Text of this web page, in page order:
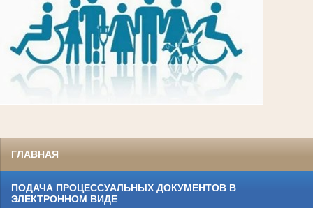
ГЛАВНАЯ
ПОДАЧА ПРОЦЕССУАЛЬНЫХ ДОКУМЕНТОВ В
ЭЛЕКТРОННОМ ВИДЕ